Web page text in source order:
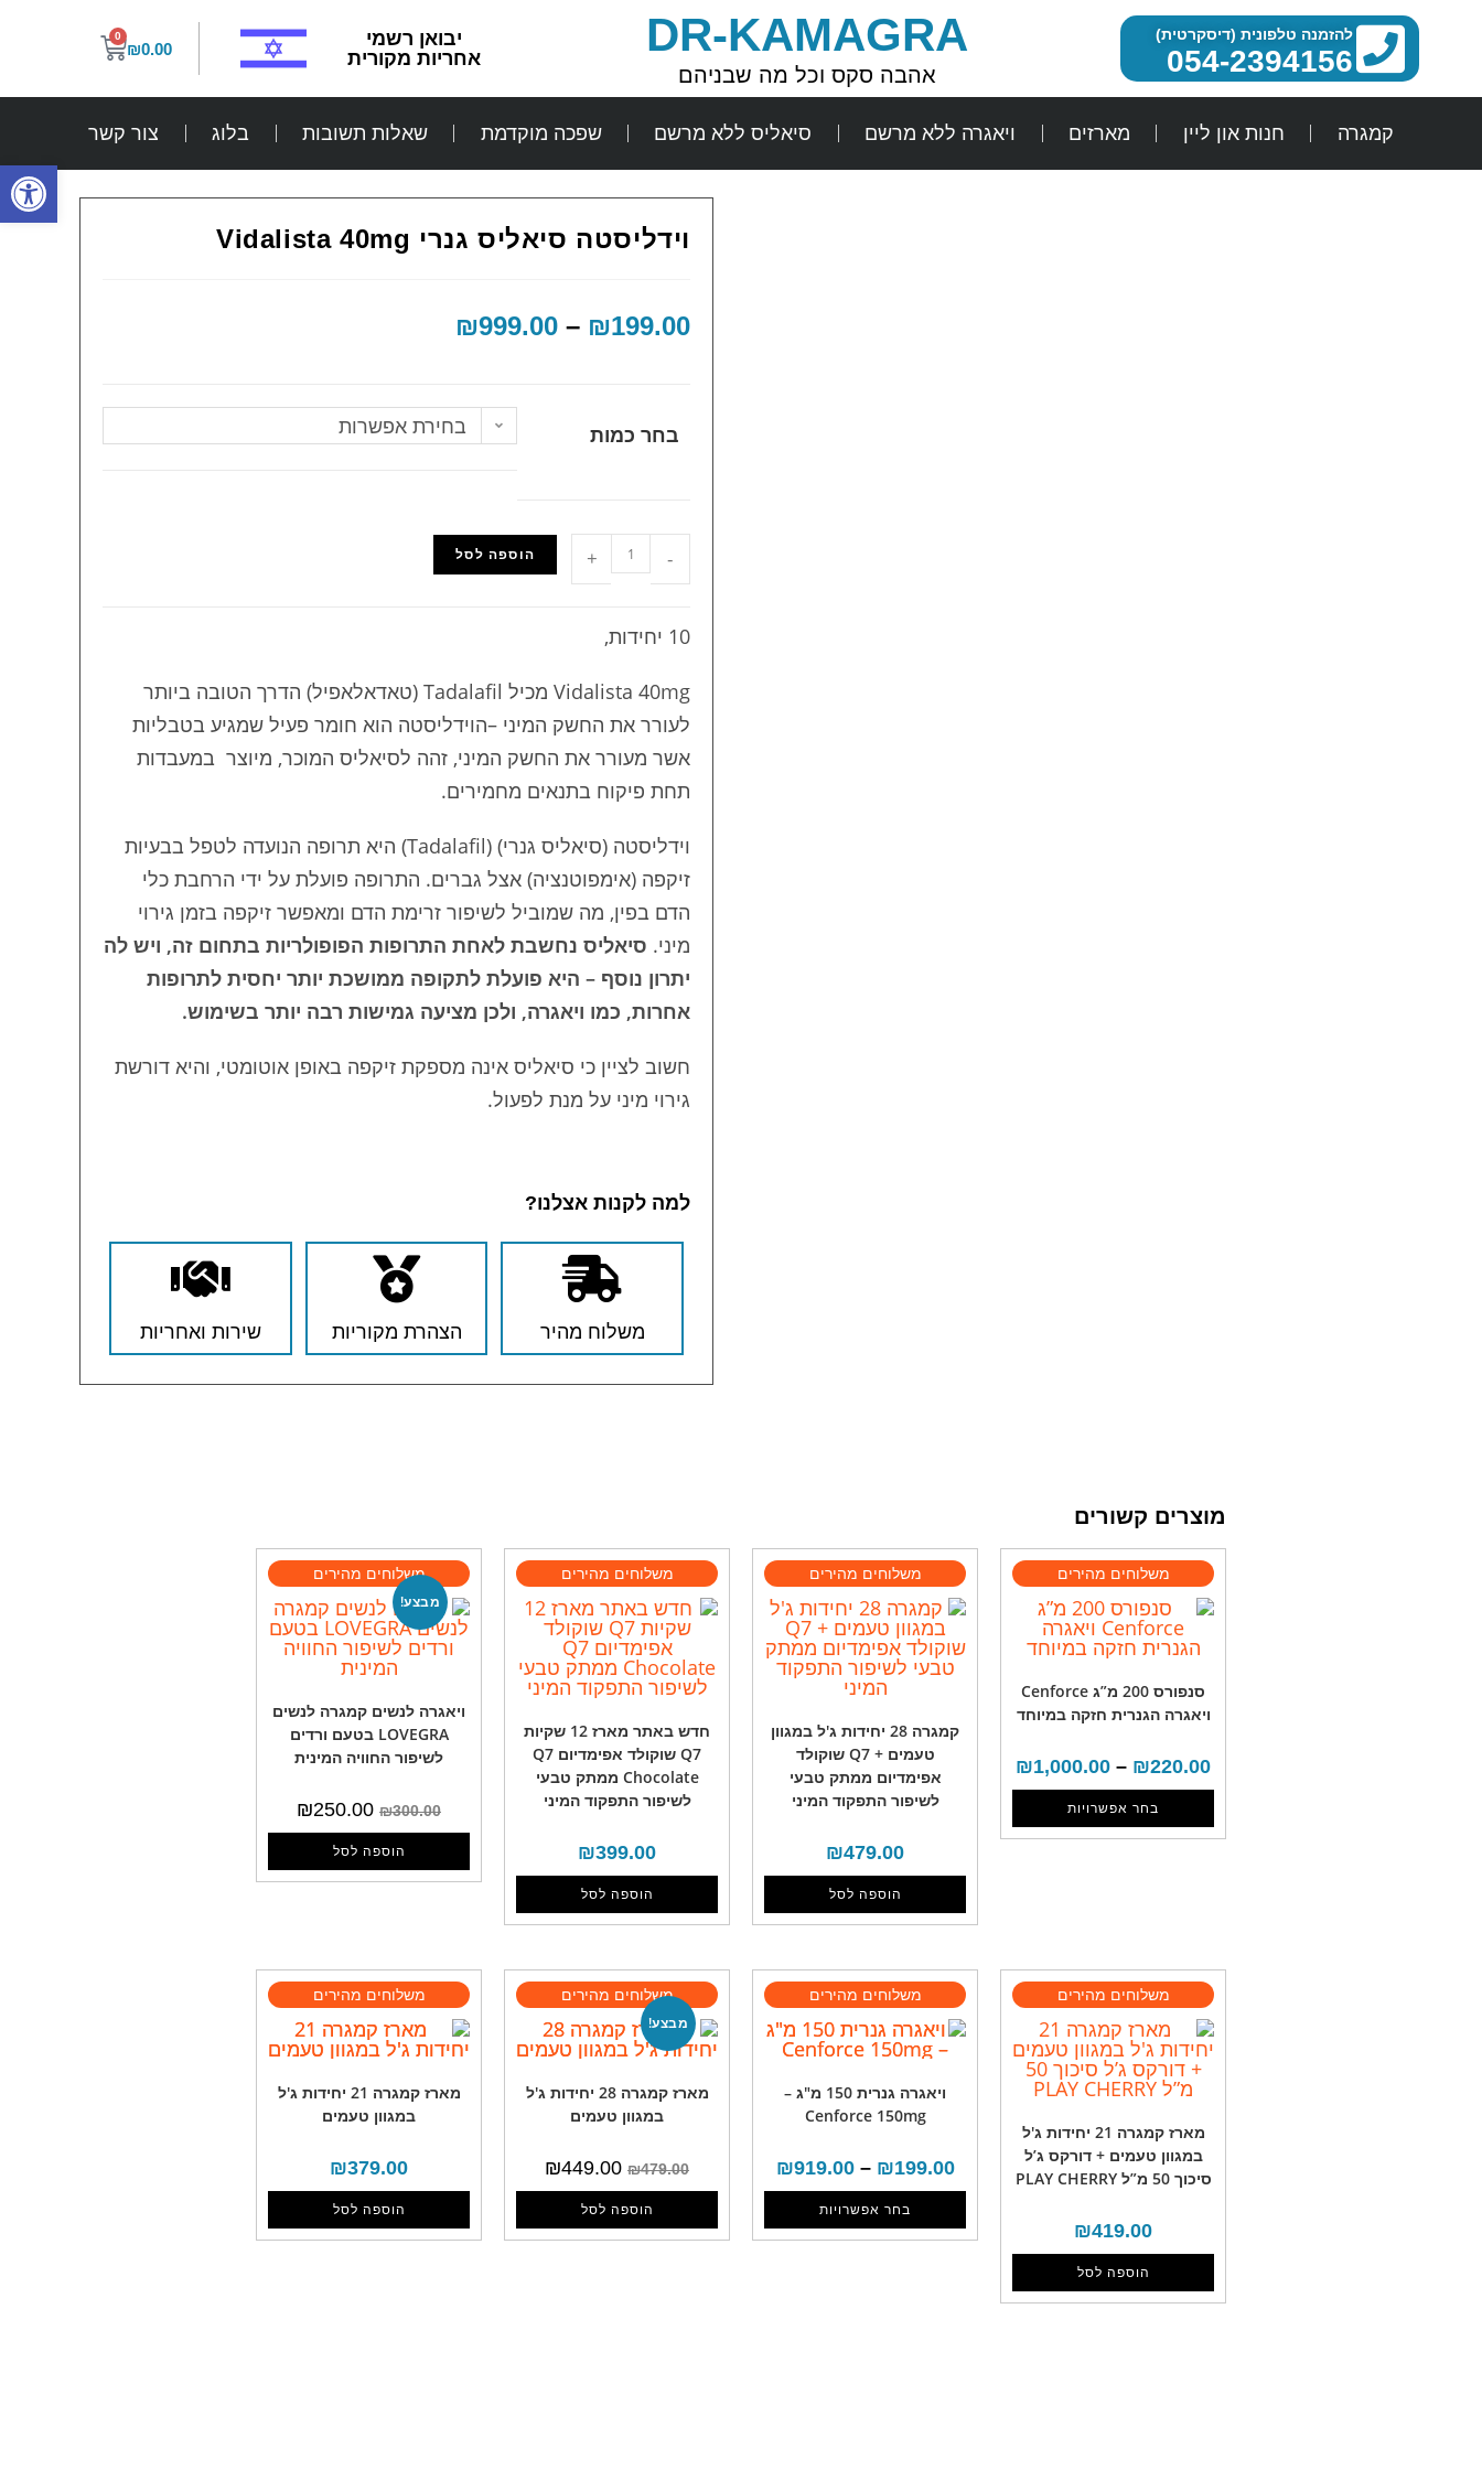
להזמנה טלפונית (דיסקרטית)
054-2394156
DR-KAMAGRA
אהבה סקס וכל מה שבניהם
יבואן רשמי
אחריות מקורית
₪0.00
0
קמגרה חנות און ליין מארזים ויאגרה ללא מרשם סיאליס ללא מרשם שפכה מוקדמת שאלות תשובות בלוג צור קשר
וידליסטה סיאליס גנרי Vidalista 40mg
₪199.00
–
₪999.00
בחר כמות בחירת אפשרות
-
+ הוספה לסל
10 יחידות,
Vidalista 40mg מכיל Tadalafil (טאדאלאפיל) הדרך הטובה ביותר
לעורר את החשק המיני –הוידליסטה הוא חומר פעיל שמגיע בטבליות
אשר מעורר את החשק המיני, זהה לסיאליס המוכר, מיוצר במעבדות
תחת פיקוח בתנאים מחמירים.
וידליסטה (סיאליס גנרי) (Tadalafil) היא תרופה הנועדה לטפל בבעיות
זיקפה (אימפוטנציה) אצל גברים. התרופה פועלת על ידי הרחבת כלי
הדם בפין, מה שמוביל לשיפור זרימת הדם ומאפשר זיקפה בזמן גירוי
מיני. סיאליס נחשבת לאחת התרופות הפופולריות בתחום זה, ויש לה
יתרון נוסף – היא פועלת לתקופה ממושכת יותר יחסית לתרופות
אחרות, כמו ויאגרה, ולכן מציעה גמישות רבה יותר בשימוש.
חשוב לציין כי סיאליס אינה מספקת זיקפה באופן אוטומטי, והיא דורשת
גירוי מיני על מנת לפעול.
למה לקנות אצלנו?
משלוח מהיר הצהרת מקוריות שירות ואחריות
מוצרים קשורים
סנפורס 200 מ”ג Cenforce
ויאגרה הגנרית חזקה במיוחד
₪220.00
–
₪1,000.00
בחר אפשרויות
קמגרה 28 יחידות ג'ל במגוון
טעמים + Q7 שוקולד
אפימדיום ממתק טבעי
לשיפור התפקוד המיני
₪479.00
הוספה לסל
חדש באתר מארז 12 שקיות
Q7 שוקולד אפימדיום Q7
Chocolate ממתק טבעי
לשיפור התפקוד המיני
₪399.00
הוספה לסל
מבצע!
ויאגרה לנשים קמגרה לנשים
LOVEGRA בטעם ורדים
לשיפור החוויה המינית
₪300.00
₪250.00
הוספה לסל
מארז קמגרה 21 יחידות ג'ל
במגוון טעמים + דורקס ג’ל
סיכוך 50 מ”ל PLAY CHERRY
₪419.00
הוספה לסל
ויאגרה גנרית 150 מ"ג –
Cenforce 150mg
₪199.00
–
₪919.00
בחר אפשרויות
מבצע!
מארז קמגרה 28 יחידות ג'ל
במגוון טעמים
₪479.00
₪449.00
הוספה לסל
מארז קמגרה 21 יחידות ג'ל
במגוון טעמים
₪379.00
הוספה לסל